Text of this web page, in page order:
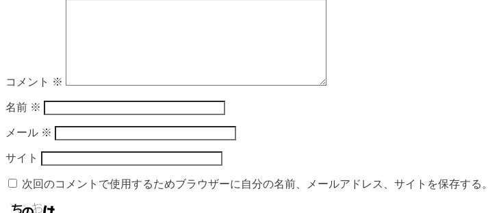
コメント ※
名前 ※
メール ※
サイト
次回のコメントで使用するためブラウザーに自分の名前、メールアドレス、サイトを保存する。